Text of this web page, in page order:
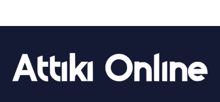
ΔΗΜΟΣ ΜΑΝΔΡΑΣ ΕΙΔΥΛΛΙΑΣ:
23.07.2026 | 14:58